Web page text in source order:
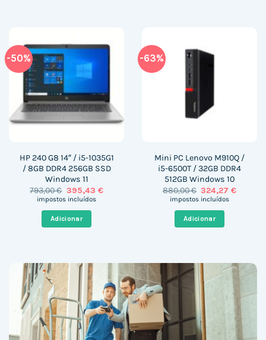
-50%
HP 240 G8 14″ / i5-1035G1
/ 8GB DDR4 256GB SSD
Windows 11
793,00€ O
preço
era:
793,00 €.
395,43 €O
impostos incluídos
Adicionar
-63%
Mini PC Lenovo M910Q /
i5-6500T / 32GB DDR4
512GB Windows 10
880,00€ O
preço
880,00 €.
324,27€O
impostos incluídos
Adicionar